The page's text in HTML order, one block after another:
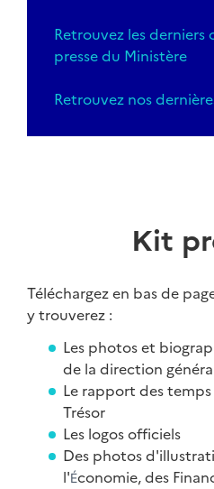
Retrouvez les
presse du Ministère
Retrouvez nos
Kit
Téléchargez en bas de
y trouverez :
Les photos et
de la direction
Le rapport des
Trésor
Les logos officiels
Des photos
l'Économie, des